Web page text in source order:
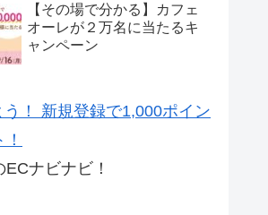
【その場で分かる】カフェ
オーレが２万名に当たるキ
ャンペーン
ナビナビ！